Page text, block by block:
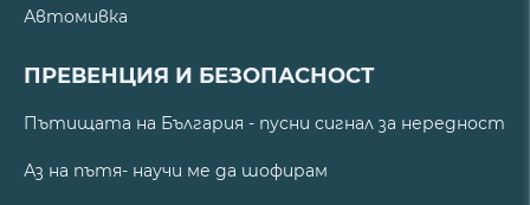
Автомивка
ПРЕВЕНЦИЯ И БЕЗОПАСНОСТ
Пътищата на България - пусни сигнал за нередност
Аз на пътя- научи ме да шофирам